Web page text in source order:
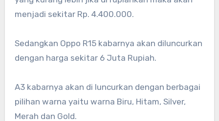
menjadi sekitar Rp. 4.400.000.
Sedangkan Oppo R15 kabarnya akan diluncurkan
dengan harga sekitar 6 Juta Rupiah.
A3 kabarnya akan di luncurkan dengan berbagai
pilihan warna yaitu warna Biru, Hitam, Silver,
Merah dan Gold.